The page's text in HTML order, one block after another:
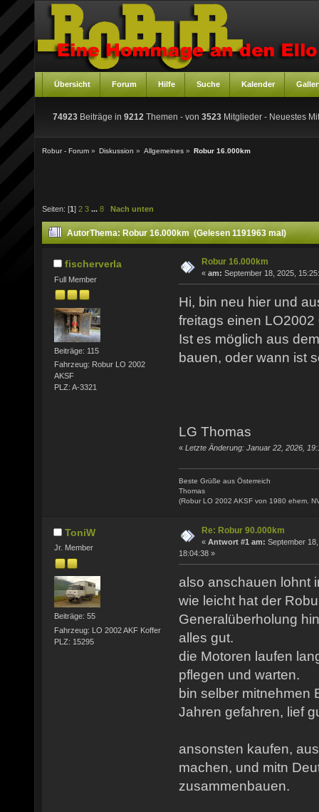
Übersicht Forum Hilfe Suche Kalender
74923 Beiträge in 9212 Themen - von 3523 Mitglieder - Neuestes
Robur - Forum » Diskussion » Allgemeines » Robur 16.000km
Seiten: [1 ] 2 3 ... 8 Nach unten
AutorThema: Robur 16.000km (Gelesen 1191963 mal)
fischerverla
Full Member
Beiträge: 115
Fahrzeug: Robur LO 2002
AKSF
PLZ: A-3321
Robur 16.000km
« am: September 18, 2025,
Hi, bin neu hier und
freitags einen
Ist es möglich aus
bauen, oder wann ist
LG Thomas
« Letzte Änderung: Januar 22, 2026,
Beste Grüße aus Österreich
Thomas
(Robur LO 2002 AKSF von 1980 ehem.
ToniW
Jr. Member
Beiträge: 55
Fahrzeug: LO 2002 AKF Koffer
PLZ: 15295
Re: Robur 90.000km
« Antwort #1 am: September
18:04:38 »
also anschauen lohnt
wie leicht hat der
Generalüberholung
alles gut.
die Motoren laufen
pflegen und warten.
bin selber mitnehmen
Jahren gefahren, lief
ansonsten kaufen,
machen, und mitn
zusammenbauen.